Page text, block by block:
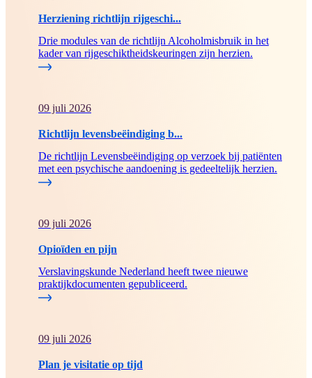
Herziening richtlijn rijgeschi...
Drie modules van de richtlijn Alcoholmisbruik in het
kader van rijgeschiktheidskeuringen zijn herzien.
09 juli 2026
Richtlijn levensbeëindiging b...
De richtlijn Levensbeëindiging op verzoek bij patiënten
met een psychische aandoening is gedeeltelijk herzien.
09 juli 2026
Opioïden en pijn
Verslavingskunde Nederland heeft twee nieuwe
praktijkdocumenten gepubliceerd.
09 juli 2026
Plan je visitatie op tijd